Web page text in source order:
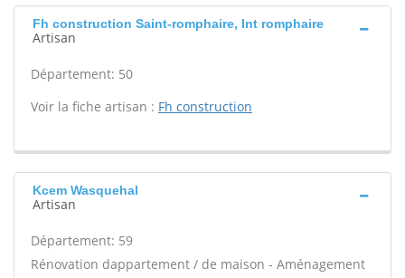
Fh construction Saint-romphaire, Int romphaire
Artisan
Département: 50
Voir la fiche artisan : Fh construction
Kcem Wasquehal
Artisan
Département: 59
Rénovation dappartement / de maison - Aménagement